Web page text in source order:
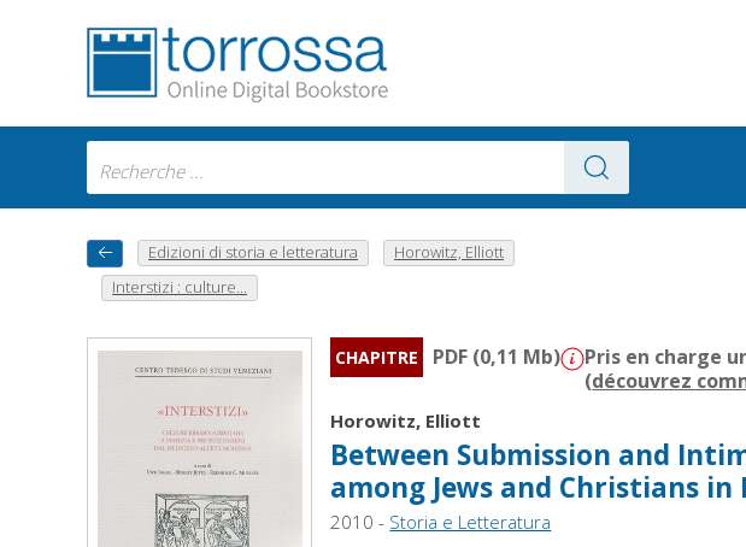
Edizioni di storia e letteratura
Horowitz, Elliott
Interstizi : culture...
CHAPITRE PDF (0,11 Mb)
Pris en charge
(découvrez
Horowitz, Elliott
Between Submission and
among Jews and Christians
2010 - Storia e Letteratura